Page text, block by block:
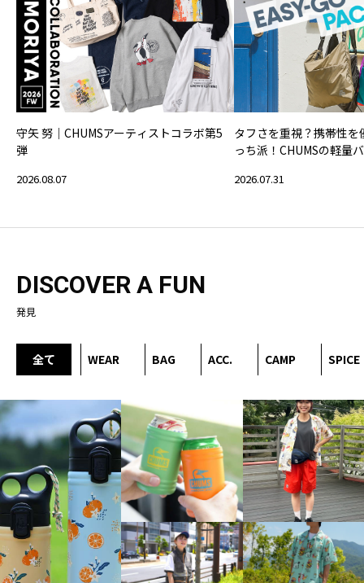
守矢 努｜CHUMSアーティストコラボ第5
弾
2026.08.07
タフさを重視？携帯性
っち派！CHUMSの軽量
2026.07.31
DISCOVER A FUN
発見
全て WEAR BAG ACC. CAMP SPICE